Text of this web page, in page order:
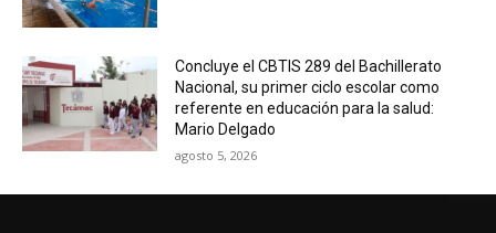
Concluye el CBTIS 289 del Bachillerato
Nacional, su primer ciclo escolar como
referente en educación para la salud:
Mario Delgado
agosto 5, 2026